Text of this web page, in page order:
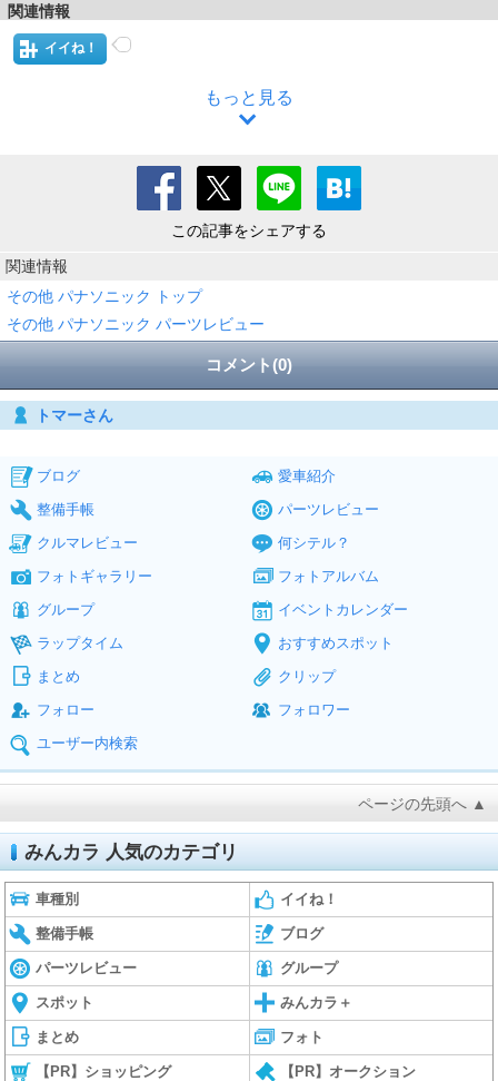
関連情報
イイね！
もっと見る
この記事をシェアする
関連情報
その他 パナソニック トップ
その他 パナソニック パーツレビュー
コメント(0)
トマーさん
ブログ
愛車紹介
整備手帳
パーツレビュー
クルマレビュー
何シテル？
フォトギャラリー
フォトアルバム
グループ
イベントカレンダー
ラップタイム
おすすめスポット
まとめ
クリップ
フォロー
フォロワー
ユーザー内検索
ページの先頭へ ▲
みんカラ 人気のカテゴリ
車種別 イイね！
整備手帳 ブログ
パーツレビュー グループ
スポット みんカラ＋
まとめ フォト
【PR】ショッピング 【PR】オークション